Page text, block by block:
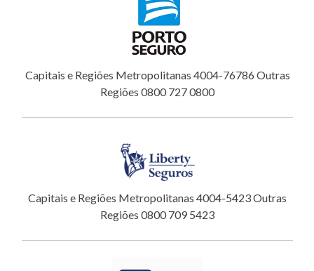
Capitais e Regiões Metropolitanas 4004-76786 Outras
Regiões 0800 727 0800
Capitais e Regiões Metropolitanas 4004-5423 Outras
Regiões 0800 709 5423